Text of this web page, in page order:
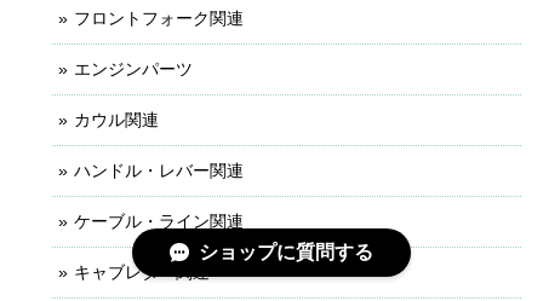
フロントフォーク関連
エンジンパーツ
カウル関連
ハンドル・レバー関連
ケーブル・ライン関連
キャブレター関連
ショップに質問する